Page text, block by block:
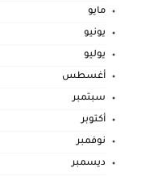
مايو
يونيو
يوليو
أغسطس
سبتمبر
أكتوبر
نوفمبر
ديسمبر